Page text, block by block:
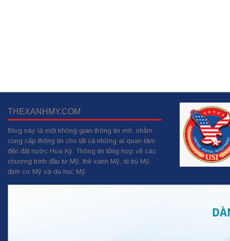
THEXANHMY.COM
Blog này là một không gian thông tin mở, nhằm
cung cấp thông tin cho tất cả những ai quan tâm
đến đất nước Hoa Kỳ. Thông tin tổng hợp về các
chương trình đầu tư Mỹ, thẻ xanh Mỹ, di trú Mỹ,
định cư Mỹ và du học Mỹ.